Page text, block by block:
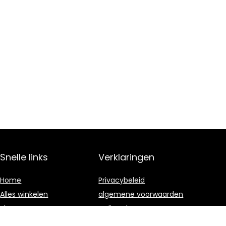
Snelle links
Home
Alles winkelen
Blogs
Verklaringen
Privacybeleid
algemene voorwaarden
Gelieerde